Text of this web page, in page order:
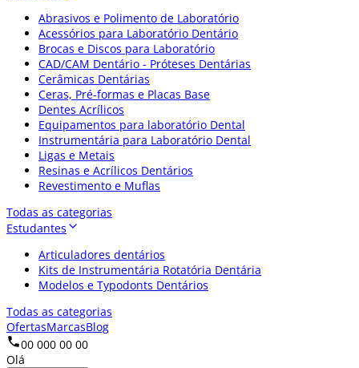
Abrasivos e Polimento de Laboratório
Acessórios para Laboratório Dentário
Brocas e Discos para Laboratório
CAD/CAM Dentário - Próteses Dentárias
Cerâmicas Dentárias
Ceras, Pré-formas e Placas Base
Dentes Acrílicos
Equipamentos para laboratório Dental
Instrumentária para Laboratório Dental
Ligas e Metais
Resinas e Acrílicos Dentários
Revestimento e Muflas
Todas as categorias
Estudantes
Articuladores dentários
Kits de Instrumentária Rotatória Dentária
Modelos e Typodonts Dentários
Todas as categorias
OfertasMarcasBlog
00 000 00 00
Olá